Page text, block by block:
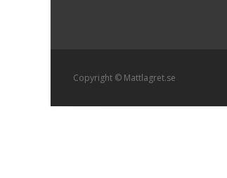
Copyright © Mattlagret.se